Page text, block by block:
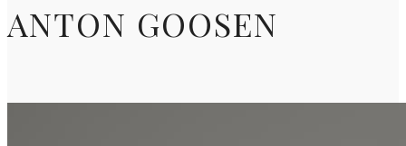
ANTON GOOSEN